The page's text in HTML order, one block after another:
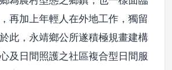
再加上年輕人在外地工作，獨留
此，永靖鄉公所遂積極規畫建構
及日間照護之社區複合型日間服